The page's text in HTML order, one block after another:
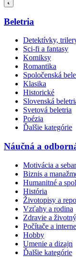
Beletria
Detektívky,
Sci-fi a fantasy
Komiksy
Romantika
Spoločenská
Klasika
Historické
Slovenská
Svetová beletria
Poézia
Ďalšie kategórie
Náučná a
Motivácia a
Biznis a
Humanitné a
História
Životopisy a
Vzťahy a rodina
Zdravie a
Počítače a
Hobby
Umenie a dizajn
Ďalšie kategórie